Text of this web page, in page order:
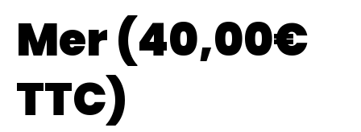
Mer (40,00€
TTC)